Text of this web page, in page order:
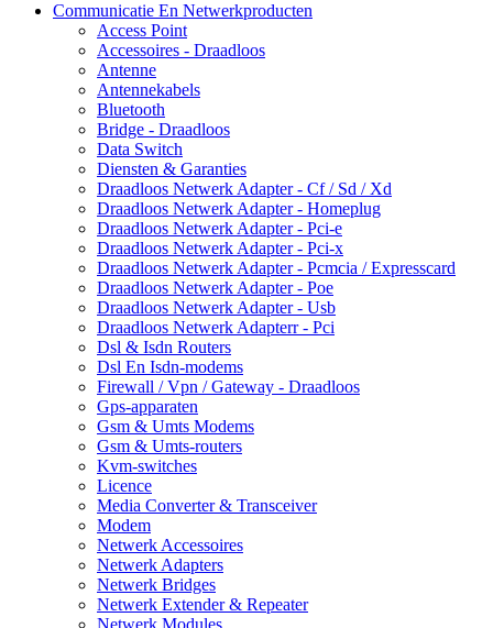
Communicatie En Netwerkproducten
Access Point
Accessoires - Draadloos
Antenne
Antennekabels
Bluetooth
Bridge - Draadloos
Data Switch
Diensten & Garanties
Draadloos Netwerk Adapter - Cf / Sd / Xd
Draadloos Netwerk Adapter - Homeplug
Draadloos Netwerk Adapter - Pci-e
Draadloos Netwerk Adapter - Pci-x
Draadloos Netwerk Adapter - Pcmcia / Expresscard
Draadloos Netwerk Adapter - Poe
Draadloos Netwerk Adapter - Usb
Draadloos Netwerk Adapterr - Pci
Dsl & Isdn Routers
Dsl En Isdn-modems
Firewall / Vpn / Gateway - Draadloos
Gps-apparaten
Gsm & Umts Modems
Gsm & Umts-routers
Kvm-switches
Licence
Media Converter & Transceiver
Modem
Netwerk Accessoires
Netwerk Adapters
Netwerk Bridges
Netwerk Extender & Repeater